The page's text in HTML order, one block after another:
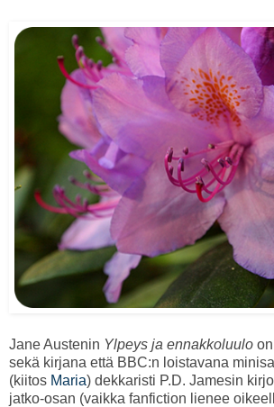
Jane Austenin Ylpeys ja ennakkoluulo
sekä kirjana että BBC:n loistavana
(kiitos Maria) dekkaristi P.D. Jamesin
jatko-osan (vaikka fanfiction lienee